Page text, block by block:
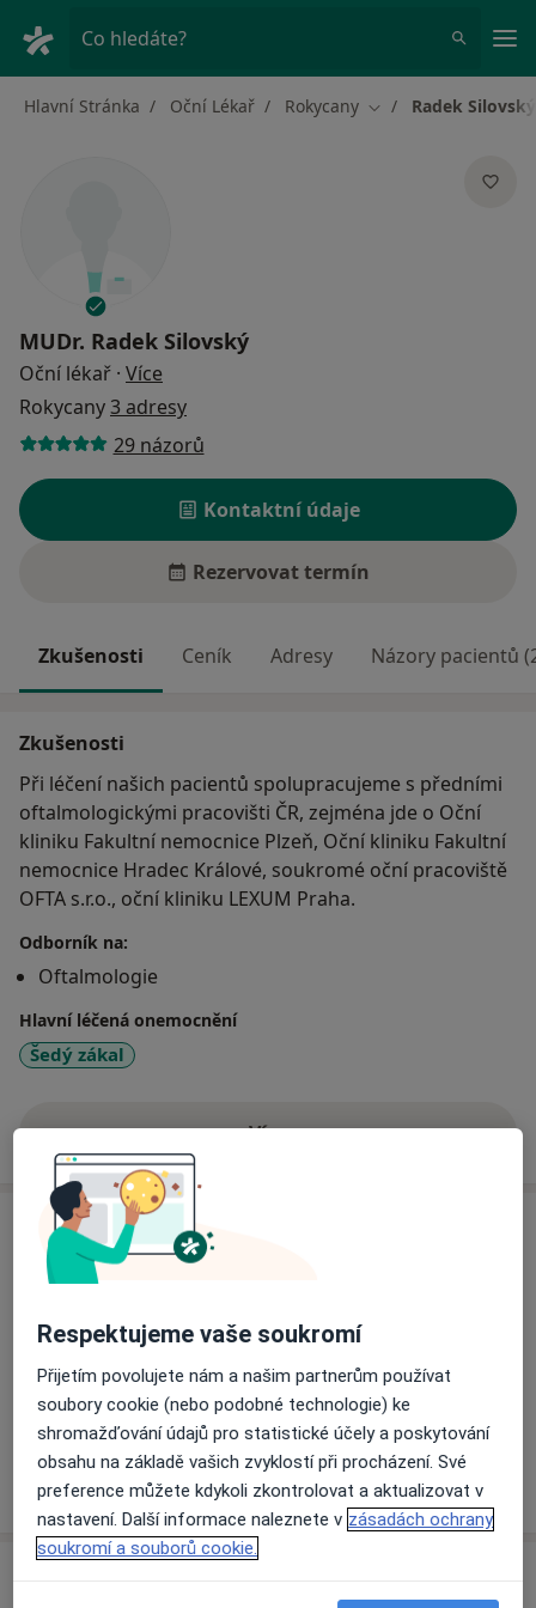
Co hledáte?
Hlavní Stránka Oční Lékař Rokycany Změna města
Radek Silovský
MUDr. Radek Silovský
Oční lékař · Více
Rokycany3 adresy
29 názorů
Kontaktní údaje
Rezervovat termín
Zkušenosti Ceník Adresy Názory pacientů
Zkušenosti
Při léčení našich pacientů spolupracujeme s předními
oftalmologickými pracovišti ČR, zejména jde o Oční
kliniku Fakultní nemocnice Plzeň, Oční kliniku Fakultní
nemocnice Hradec Králové, soukromé oční pracoviště
OFTA s.r.o., oční kliniku LEXUM Praha.
Odborník na:
Oftalmologie
Hlavní léčená onemocnění
Šedý zákal
Více
Služby a ceník služeb
Implantace čočky
Oční vyšetření
Detaily
Jak fungují ceny?
Respektujeme vaše soukromí
Přijetím povolujete nám a našim partnerům používat
soubory cookie (nebo podobné technologie) ke
shromažďování údajů pro statistické účely a poskytování
obsahu na základě vašich zvyklostí při procházení. Své
preference můžete kdykoli zkontrolovat a aktualizovat v
nastavení. Další informace naleznete v zásadách ochrany
soukromí a souborů cookie.